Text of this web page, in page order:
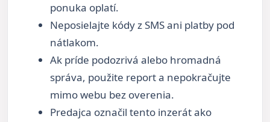
ponuka oplatí.
Neposielajte kódy z SMS ani platby pod
nátlakom.
Ak príde podozrivá alebo hromadná
správa, použite report a nepokračujte
mimo webu bez overenia.
Predajca označil tento inzerát ako